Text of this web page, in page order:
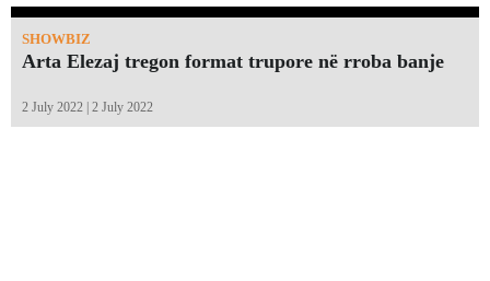
SHOWBIZ
Arta Elezaj tregon format trupore në rroba banje
2 July 2022 | 2 July 2022